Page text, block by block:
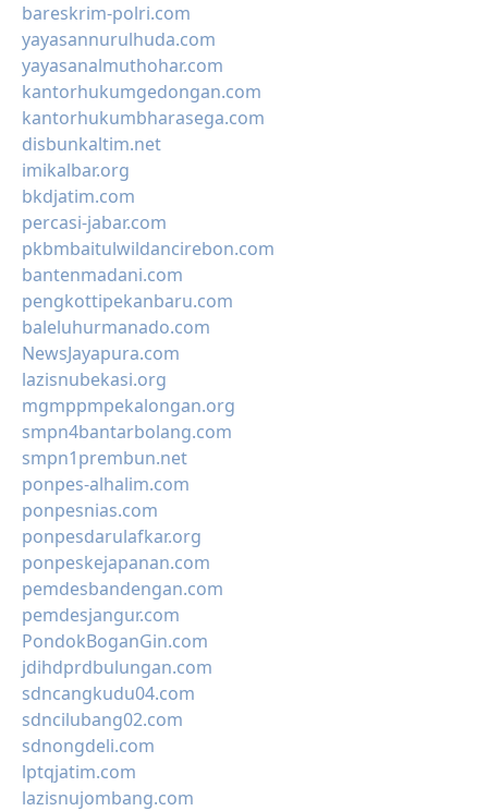
bareskrim-polri.com
yayasannurulhuda.com
yayasanalmuthohar.com
kantorhukumgedongan.com
kantorhukumbharasega.com
disbunkaltim.net
imikalbar.org
bkdjatim.com
percasi-jabar.com
pkbmbaitulwildancirebon.com
bantenmadani.com
pengkottipekanbaru.com
baleluhurmanado.com
NewsJayapura.com
lazisnubekasi.org
mgmppmpekalongan.org
smpn4bantarbolang.com
smpn1prembun.net
ponpes-alhalim.com
ponpesnias.com
ponpesdarulafkar.org
ponpeskejapanan.com
pemdesbandengan.com
pemdesjangur.com
PondokBoganGin.com
jdihdprdbulungan.com
sdncangkudu04.com
sdncilubang02.com
sdnongdeli.com
lptqjatim.com
lazisnujombang.com